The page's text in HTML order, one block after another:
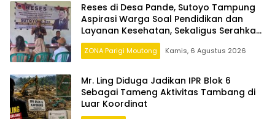
Reses di Desa Pande, Sutoyo Tampung
Aspirasi Warga Soal Pendidikan dan
Layanan Kesehatan, Sekaligus Serahkan
Beasiswa PIP
ZONA Parigi Moutong Kamis, 6 Agustus 2026
Mr. Ling Diduga Jadikan IPR Blok 6
Sebagai Tameng Aktivitas Tambang di
Luar Koordinat